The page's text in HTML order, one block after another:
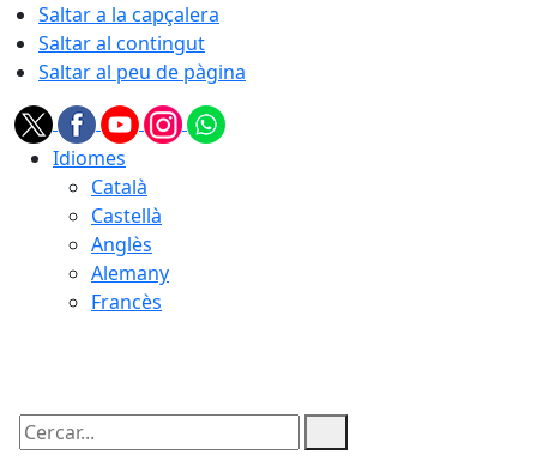
Saltar a la capçalera
Saltar al contingut
Saltar al peu de pàgina
Idiomes
Català
Castellà
Anglès
Alemany
Francès
Cercar: